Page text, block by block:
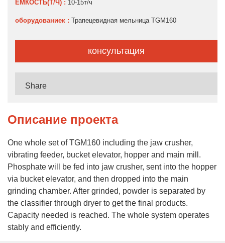
ЁМКОСТЬ(Т/Ч) : 10-15т/ч
оборудованиек : Трапецевидная мельница TGM160
консультация
Share
Описание проекта
One whole set of TGM160 including the jaw crusher,
vibrating feeder, bucket elevator, hopper and main mill.
Phosphate will be fed into jaw crusher, sent into the hopper
via bucket elevator, and then dropped into the main
grinding chamber. After grinded, powder is separated by
the classifier through dryer to get the final products.
Capacity needed is reached. The whole system operates
stably and efficiently.